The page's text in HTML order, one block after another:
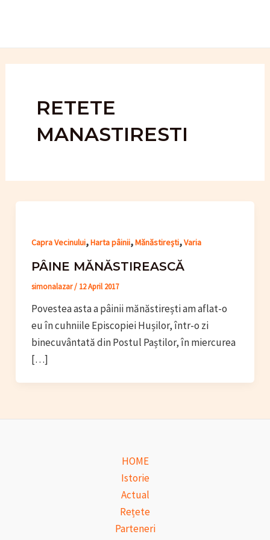
RETETE
MANASTIRESTI
Capra Vecinului,Harta pâinii,Mănăstirești,Varia
PÂINE MĂNĂSTIREASCĂ
simonalazar/ 12 April 2017
Povestea asta a pâinii mănăstirești am aflat-o
eu în cuhniile Episcopiei Hușilor, într-o zi
binecuvântată din Postul Paștilor, în miercurea
[…]
HOME
Istorie
Actual
Rețete
Parteneri